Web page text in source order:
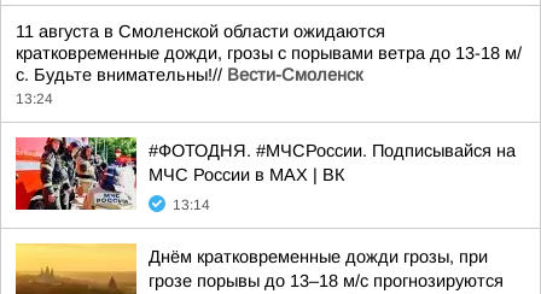
11 августа в Смоленской области ожидаются
кратковременные дожди, грозы с порывами ветра до 13-18 м/
с. Будьте внимательны!// Вести-Смоленск
13:24
#ФОТОДНЯ. #МЧСРоссии. Подписывайся на
МЧС России в MAX | ВК
13:14
Днём кратковременные дожди грозы, при
грозе порывы до 13–18 м/с прогнозируются